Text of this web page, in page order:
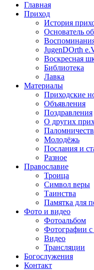
Главная
Приход
История
Основатель
JugenDOrth
Воскресная
Библиотека
Лавка
Материалы
Приходские
Объявления
Поздравления
О других
Молодёжь
Послания и
Разное
Православие
Троица
Символ веры
Таинства
Памятка для
Фото и видео
Фотоальбом
Фотографии с
Видео
Трансляции
Богослужения
Контакт